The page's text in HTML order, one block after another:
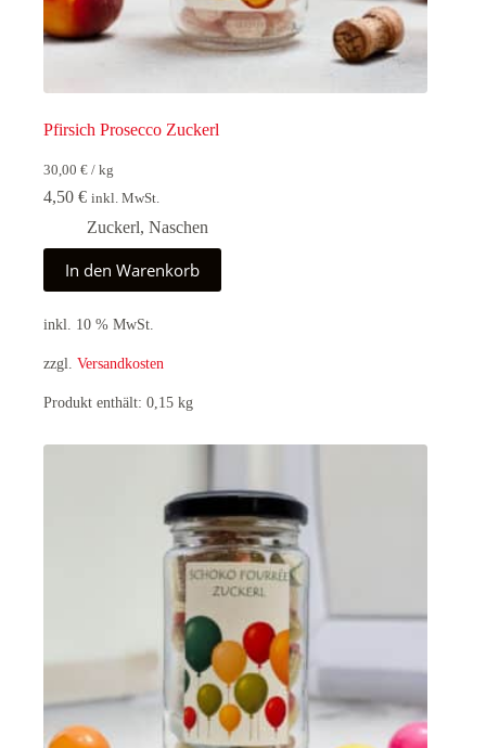
Pfirsich Prosecco Zuckerl
30,00 € / kg
4,50 € inkl. MwSt.
Zuckerl, Naschen
In den Warenkorb
inkl. 10 % MwSt.
zzgl. Versandkosten
Produkt enthält: 0,15 kg